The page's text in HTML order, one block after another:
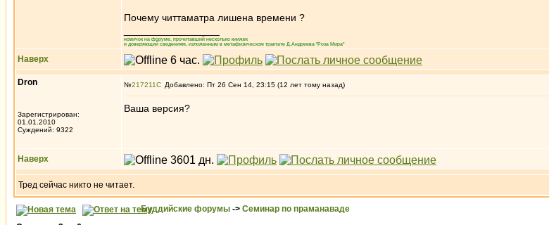
Почему читтаматра лишена времени ?
новичок на форуме, прочитавший несколько книжек
и доверяющий сведениям, изложенным в метафизическом трактате Д.Андреева "Роза Мира"
Наверх
Dron
Зарегистрирован:
01.01.2010
Суждений: 9322
№217211 Добавлено: Пт 26 Сен 14, 23:15 (12 лет тому назад)
Ваша версия?
Наверх
Тред сейчас никто не читает.
Буддийские форумы -> Семинар по праманаваде